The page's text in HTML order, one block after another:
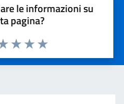
le informazioni su
pagina?
Valuta 5 stelle su 5
Valuta 4 stelle su 5
Valuta 3 stelle su 5
2 stelle su 5
1 stelle su 5